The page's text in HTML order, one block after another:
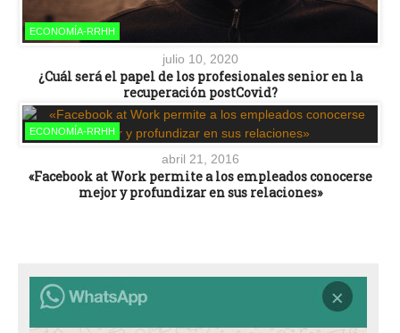
ECONOMÍA-RRHH
julio 10, 2020
¿Cuál será el papel de los profesionales senior en la
recuperación postCovid?
ECONOMÍA-RRHH
abril 21, 2016
«Facebook at Work permite a los empleados conocerse
mejor y profundizar en sus relaciones»